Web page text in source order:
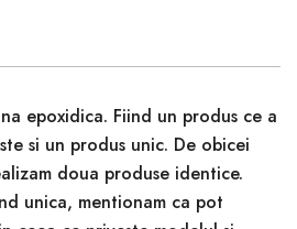
epoxidica. Fiind un produs ce a
si un produs unic. De obicei
doua produse identice.
unica, mentionam ca pot